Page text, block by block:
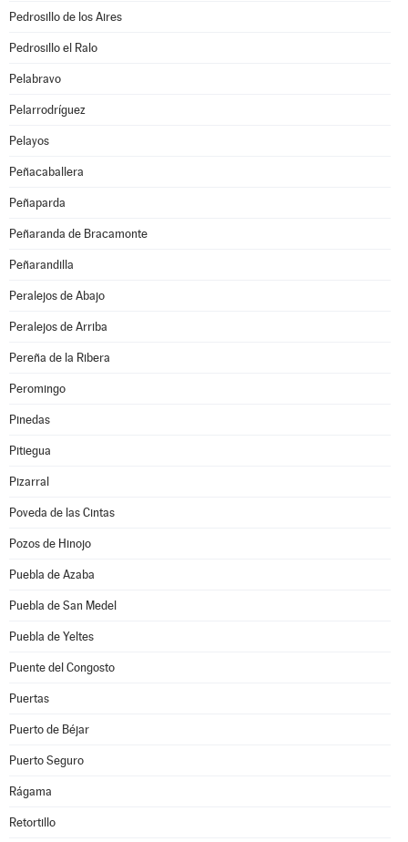
Pedrosillo de los Aires
Pedrosillo el Ralo
Pelabravo
Pelarrodríguez
Pelayos
Peñacaballera
Peñaparda
Peñaranda de Bracamonte
Peñarandilla
Peralejos de Abajo
Peralejos de Arriba
Pereña de la Ribera
Peromingo
Pinedas
Pitiegua
Pizarral
Poveda de las Cintas
Pozos de Hinojo
Puebla de Azaba
Puebla de San Medel
Puebla de Yeltes
Puente del Congosto
Puertas
Puerto de Béjar
Puerto Seguro
Rágama
Retortillo